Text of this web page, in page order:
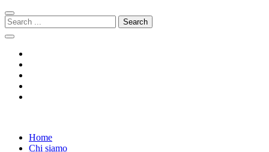
Skip
to
navigation
Skip
to
content
Search
for:
Radio 104
Like It !Home
Chi siamo